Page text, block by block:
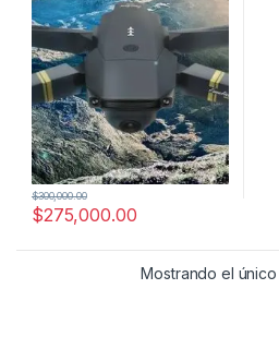
$275,000.00
$300,000.00
Mostrando el